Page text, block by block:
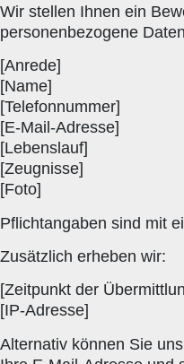
Wir stellen Ihnen ein
personenbezogene
[Anrede]
[Name]
[Telefonnummer]
[E-Mail-Adresse]
[Lebenslauf]
[Zeugnisse]
[Foto]
Pflichtangaben sind mit
Zusätzlich erheben wir:
[Zeitpunkt der
[IP-Adresse]
Alternativ können Sie